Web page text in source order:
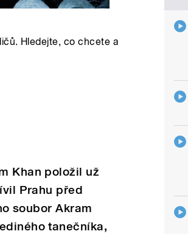
Hledejte, co chcete a
Khan položil už
Prahu před
soubor Akram
tanečníka,